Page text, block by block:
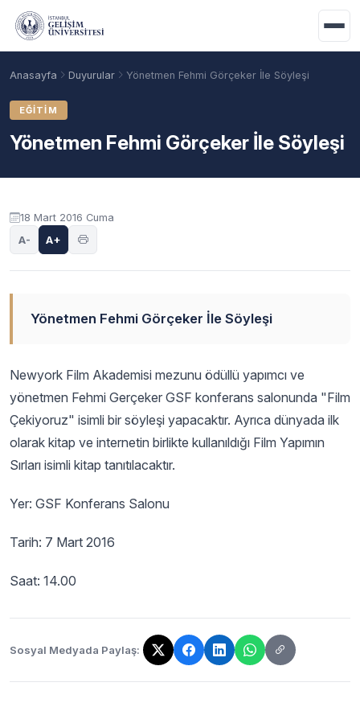
Ana içeriğe geç
Akademik Takvim Burslar Taban Puanlar
Anasayfa Duyurular Yönetmen Fehmi Görçeker İle Söyleşi
EĞITIM
Yönetmen Fehmi Görçeker İle Söyleşi
Duyuru içeriği
18 Mart 2016 Cuma
A- A+
Yönetmen Fehmi Görçeker İle Söyleşi
Newyork Film Akademisi mezunu ödüllü yapımcı ve
yönetmen Fehmi Gerçeker GSF konferans salonunda "Film
Çekiyoruz" isimli bir söyleşi yapacaktır. Ayrıca dünyada ilk
olarak kitap ve internetin birlikte kullanıldığı Film Yapımın
Sırları isimli kitap tanıtılacaktır.
Yer: GSF Konferans Salonu
Tarih: 7 Mart 2016
Saat: 14.00
Sosyal Medyada Paylaş:
Bağlantı kopyalandı!